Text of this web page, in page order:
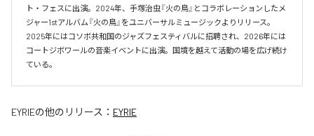
ト・フェスに出演。2024年、手塚治虫『火の鳥』とコラボレーションしたメ
ジャー1stアルバム『火の鳥』をユニバーサルミュージックよりリリース。
2025年にはコソボ共和国のジャズフェスティバルに招聘され、2026年には
コートジボワールの音楽イベントに出演。国境を越えて活動の場を広げ続け
ている。​
EYRIEの他のリリース： EYRIE